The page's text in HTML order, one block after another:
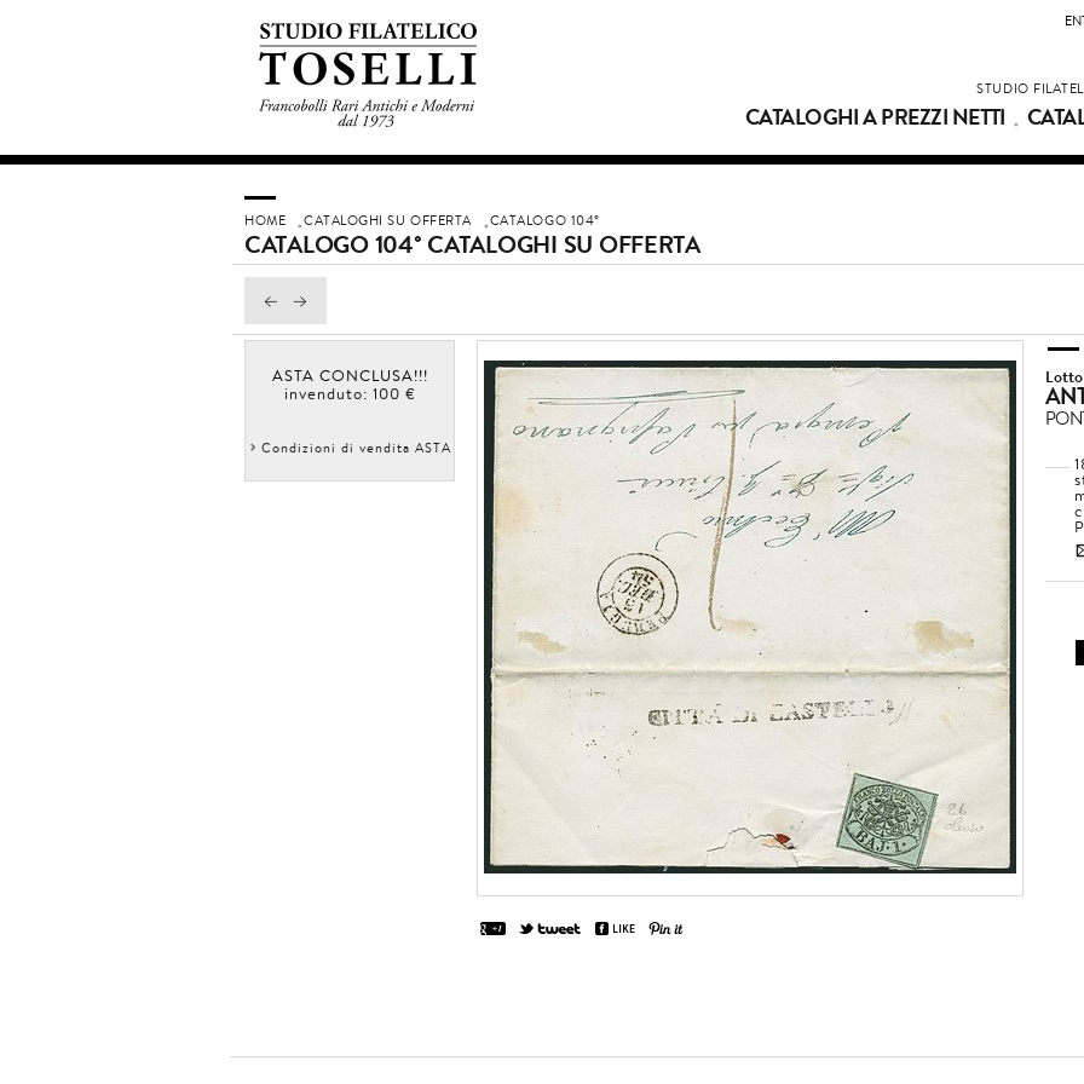
STUDIO
CATALOGHI A PREZZI NETTI
HOME CATALOGHI SU OFFERTA CATALOGO 104°
CATALOGO 104° CATALOGHI SU OFFERTA
ASTA CONCLUSA!!!
invenduto: 100 €
Condizioni di vendita ASTA
Lotto